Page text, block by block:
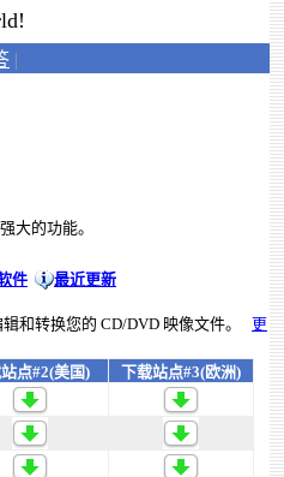
|
大的功能。
件 最近更新
和转换您的 CD/DVD 映像文件。 更
点#2(美国)
下载站点#3(欧洲)